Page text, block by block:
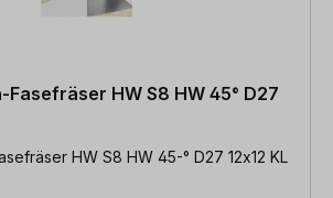
HW S8 HW 45° D27
HW S8 HW 45-° D27 12x12 KL